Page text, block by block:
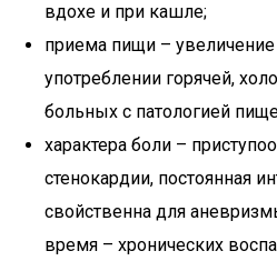
вдохе и при кашле;
приема пищи –
употреблении горячей,
больных с патологией
характера боли –
стенокардии, постоянная
свойственна для
время – хронических